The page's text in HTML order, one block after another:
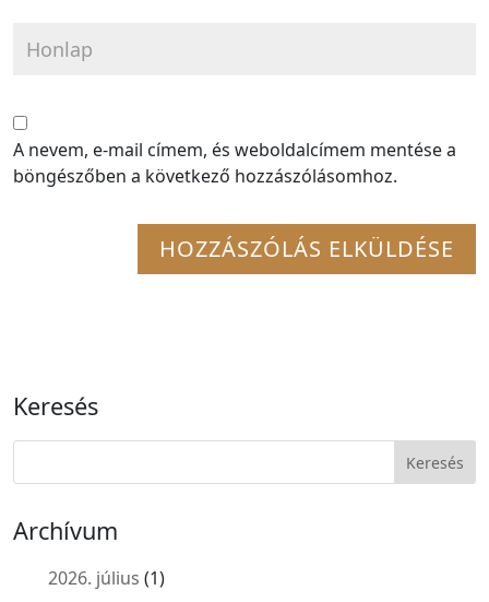
A nevem, e-mail címem, és weboldalcímem mentése a
böngészőben a következő hozzászólásomhoz.
Keresés
Archívum
2026. július (1)